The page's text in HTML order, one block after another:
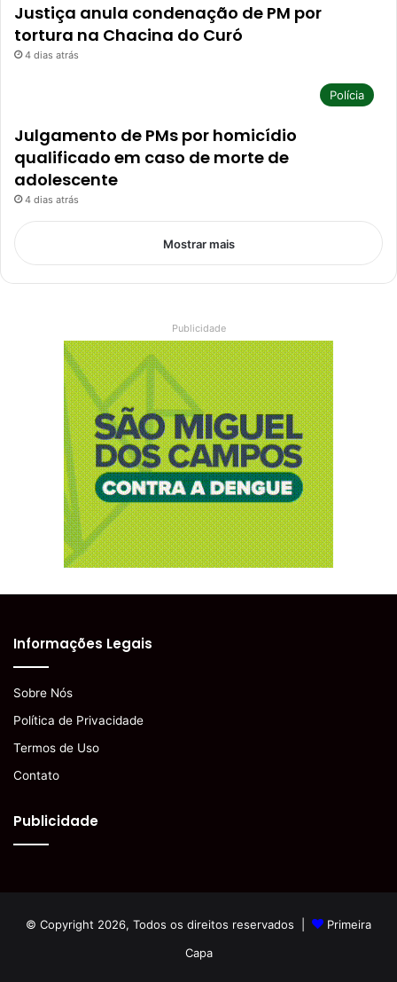
Justiça anula condenação de PM por
tortura na Chacina do Curó
4 dias atrás
Polícia
Julgamento de PMs por homicídio
qualificado em caso de morte de
adolescente
4 dias atrás
Mostrar mais
Publicidade
Informações Legais
Sobre Nós
Política de Privacidade
Termos de Uso
Contato
Publicidade
© Copyright 2026, Todos os direitos reservados |
Primeira
Capa